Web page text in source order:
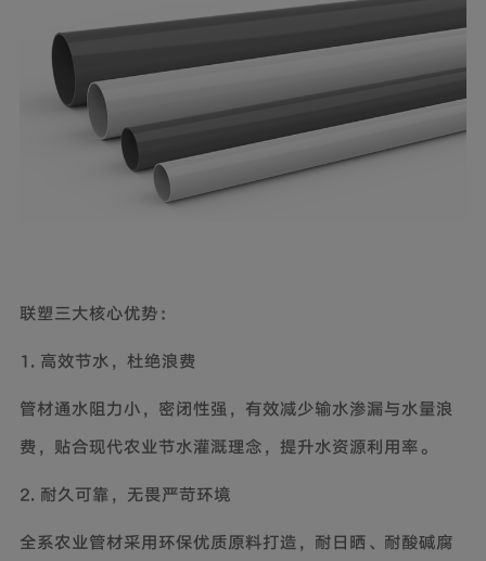
联塑三大核心优势：
1. 高效节水，杜绝浪费
管材通水阻力小，密闭性强，有效减少输水渗漏与水量浪
费，贴合现代农业节水灌溉理念，提升水资源利用率。
2. 耐久可靠，无畏严苛环境
全系农业管材采用环保优质原料打造，耐日晒、耐酸碱腐